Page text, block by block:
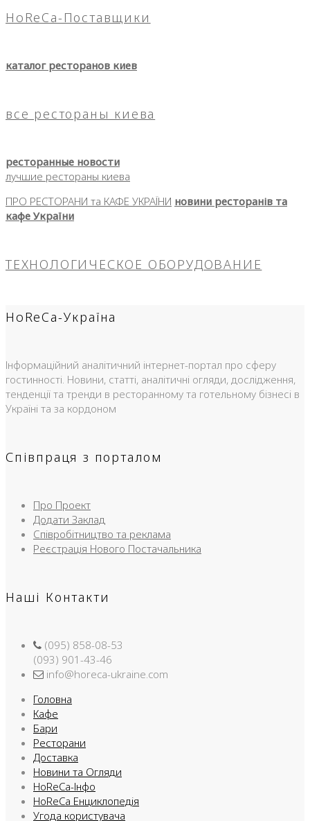
HoReCa-Поставщики
каталог ресторанов киев
все рестораны киева
ресторанные новости
лучшие рестораны киева
ПРО РЕСТОРАНИ та КАФЕ УКРАЇНИ новини ресторанів та
кафе України
ТЕХНОЛОГИЧЕСКОЕ ОБОРУДОВАНИЕ
HoReCa-Україна
Інформаційний аналітичний інтернет-портал про сферу
гостинності. Новини, статті, аналітичні огляди, дослідження,
тенденції та тренди в ресторанному та готельному бізнесі в
Україні та за кордоном
Співпраця з порталом
Про Проект
Додати Заклад
Співробітництво та реклама
Реєстрація Нового Постачальника
Наші Контакти
(095) 858-08-53
(093) 901-43-46
info@horeca-ukraine.com
Головна
Кафе
Бари
Ресторани
Доставка
Новини та Огляди
HoReCa-Інфо
HoReCa Енциклопедія
Угода користувача